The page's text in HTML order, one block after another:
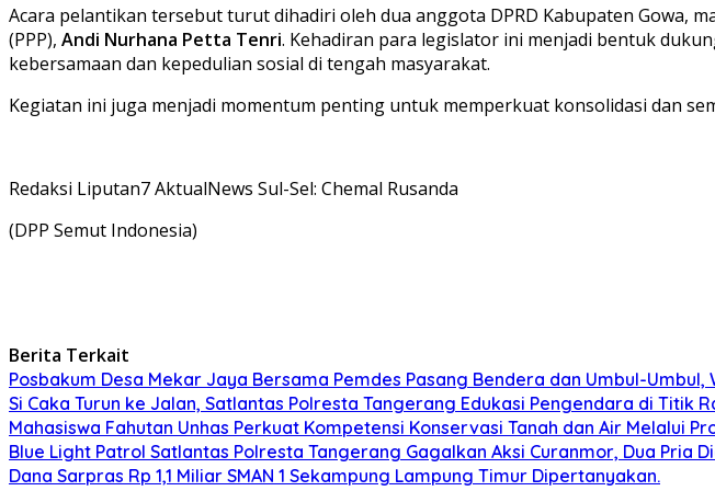
Acara pelantikan tersebut turut dihadiri oleh dua anggota DPRD Kabupaten Gowa,
(PPP), Andi Nurhana Petta Tenri. Kehadiran para legislator ini menjadi bentuk
kebersamaan dan kepedulian sosial di tengah masyarakat.
Kegiatan ini juga menjadi momentum penting untuk memperkuat konsolidasi dan
Redaksi Liputan7 AktualNews Sul-Sel: Chemal Rusanda
(DPP Semut Indonesia)
Berita Terkait
Posbakum Desa Mekar Jaya Bersama Pemdes Pasang Bendera dan Umbul-
Si Caka Turun ke Jalan, Satlantas Polresta Tangerang Edukasi Pengendara di Titik
Mahasiswa Fahutan Unhas Perkuat Kompetensi Konservasi Tanah dan Air Melalui
Blue Light Patrol Satlantas Polresta Tangerang Gagalkan Aksi Curanmor, Dua Pria
Dana Sarpras Rp 1,1 Miliar SMAN 1 Sekampung Lampung Timur Dipertanyakan.